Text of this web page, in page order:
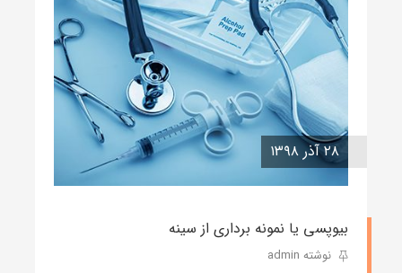
۲۸ آذر ۱۳۹۸
بیوپسی یا نمونه برداری از سینه
نوشته admin